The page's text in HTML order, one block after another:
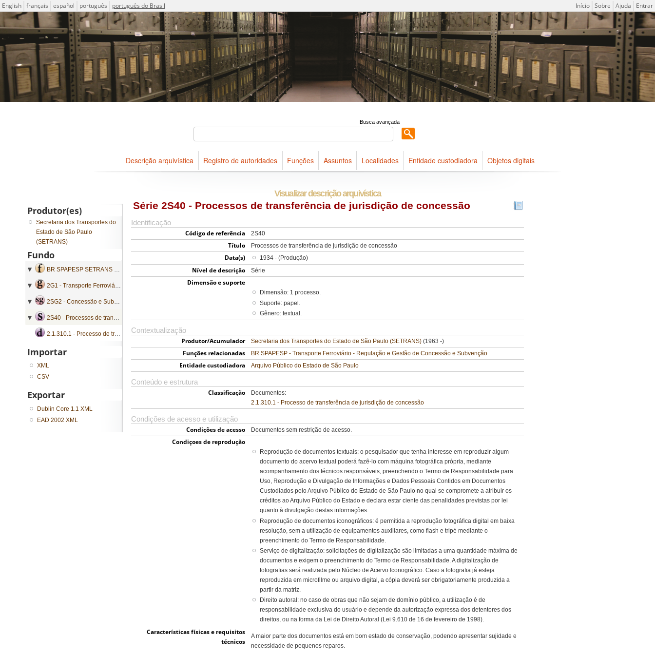
Idioma
English français español português português do Brasil Menu do usuário
Início Sobre Ajuda Entrar
Descrições arquivísticas do acervo do Arquivo Público do Estado de São Paulo
Projeto ICA-AtoM
Busca avançada
Descrição arquivística Registro de autoridades Funções Assuntos Localidades Entidade custodiadora Objetos digitais
Visualizar descrição arquivística
Série 2S40 - Processos de transferência de jurisdição de concessão
Identificação
Código de referência 2S40
Título Processos de transferência de jurisdição de concessão
Data(s) 1934 - (Produção)
Nível de descrição Série
Dimensão e suporte
Dimensão: 1 processo.
Suporte: papel.
Gênero: textual.
Contextualização
Produtor/Acumulador Secretaria dos Transportes do Estado de São Paulo (SETRANS)(1963 -)
Funções relacionadas BR SPAPESP - Transporte Ferroviário - Regulação e Gestão de Concessão e Subvenção
Entidade custodiadora Arquivo Público do Estado de São Paulo
Conteúdo e estrutura
Classificação
Documentos:
2.1.310.1 - Processo de transferência de jurisdição de concessão
Condições de acesso e utilização
Condições de acesso Documentos sem restrição de acesso.
Condiçoes de reprodução
Reprodução de documentos textuais: o pesquisador que tenha interesse em reproduzir algum
documento do acervo textual poderá fazê-lo com máquina fotográfica própria, mediante
acompanhamento dos técnicos responsáveis, preenchendo o Termo de Responsabilidade para
Uso, Reprodução e Divulgação de Informações e Dados Pessoais Contidos em Documentos
Custodiados pelo Arquivo Público do Estado de São Paulo no qual se compromete a atribuir os
créditos ao Arquivo Público do Estado e declara estar ciente das penalidades previstas por lei
quanto à divulgação destas informações.
Reprodução de documentos iconográficos: é permitida a reprodução fotográfica digital em baixa
resolução, sem a utilização de equipamentos auxiliares, como flash e tripé mediante o
preenchimento do Termo de Responsabilidade.
Serviço de digitalização: solicitações de digitalização são limitadas a uma quantidade máxima de
documentos e exigem o preenchimento do Termo de Responsabilidade. A digitalização de
fotografias será realizada pelo Núcleo de Acervo Iconográfico. Caso a fotografia já esteja
reproduzida em microfilme ou arquivo digital, a cópia deverá ser obrigatoriamente produzida a
partir da matriz.
Direito autoral: no caso de obras que não sejam de domínio público, a utilização é de
responsabilidade exclusiva do usuário e depende da autorização expressa dos detentores dos
direitos, ou na forma da Lei de Direito Autoral (Lei 9.610 de 16 de fevereiro de 1998).
Características físicas e requisitos
técnicos
A maior parte dos documentos está em bom estado de conservação, podendo apresentar sujidade e
necessidade de pequenos reparos.
Produtor(es)
Secretaria dos Transportes do
Estado de São Paulo
(SETRANS)
Fundo
BR SPAPESP SETRANS - Secretaria dos Transportes do Estado de São Paulo
2G1 - Transporte Ferroviário
2SG2 - Concessão e Subvenção
2S40 - Processos de transferência de jurisdição de concessão
2.1.310.1 - Processo de transferência de jurisdição de concessão
Importar
XML
CSV
Exportar
Dublin Core 1.1 XML
EAD 2002 XML